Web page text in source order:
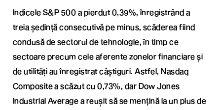
Indicele S&P 500 a pierdut 0,39%, înregistrând a
treia ședință consecutivă pe minus, scăderea fiind
condusă de sectorul de tehnologie, în timp ce
sectoare precum cele aferente zonelor financiare și
de utilități au înregistrat câștiguri. Astfel, Nasdaq
Composite a scăzut cu 0,73%, dar Dow Jones
Industrial Average a reușit să se mențină la un plus de